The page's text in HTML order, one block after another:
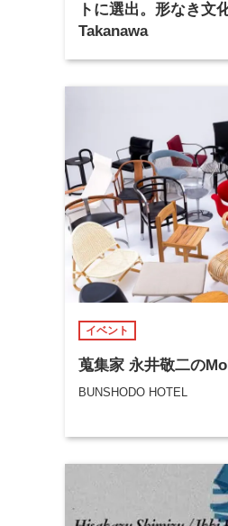
トに選出。形なき文
Takanawa
イベント
蒐集家 永井敬二の
BUNSHODO HOTEL